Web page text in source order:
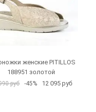
женские PITILLOS
188951 золотой
руб -45% 12 095 руб